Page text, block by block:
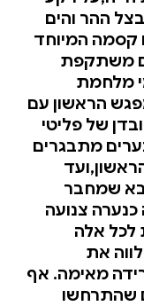
ההר והים
קסמה המיוחד
משתקפת
מלחמת
הראשון עם
של פליטי
מתבגרים
שמחבר
צנועה
לכל אלה
את
מאימה. אף
שהתרחשו